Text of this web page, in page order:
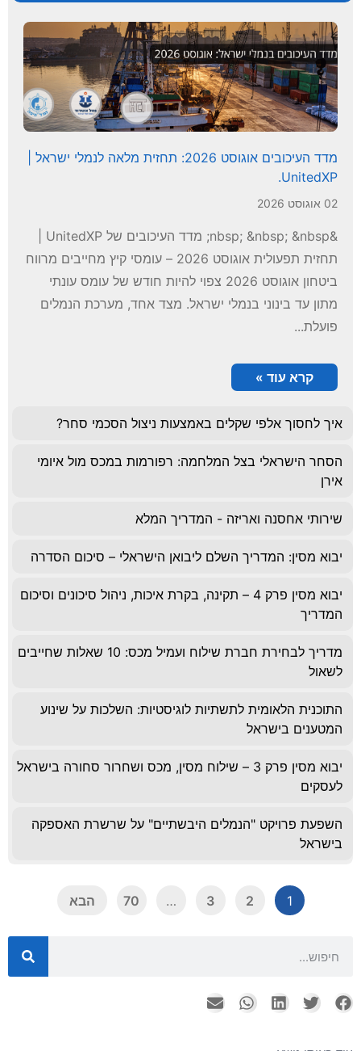
מדד העיכובים אוגוסט 2026: תחזית מלאה לנמלי ישראל |
UnitedXP.
02 אוגוסט 2026
תחזית תפעולית אוגוסט 2026 – עומסי קיץ מחייבים מרווח
ביטחון אוגוסט 2026 צפוי להיות חודש של עומס עונתי
מתון עד בינוני בנמלי ישראל. מצד אחד, מערכת הנמלים
פועלת...
קרא עוד »
איך לחסוך אלפי שקלים באמצעות ניצול הסכמי סחר?
הסחר הישראלי בצל המלחמה: רפורמות במכס מול איומי
אירן
שירותי אחסנה ואריזה - המדריך המלא
יבוא מסין: המדריך השלם ליבואן הישראלי – סיכום הסדרה
יבוא מסין פרק 4 – תקינה, בקרת איכות, ניהול סיכונים וסיכום
המדריך
מדריך לבחירת חברת שילוח ועמיל מכס: 10 שאלות שחייבים
לשאול
התוכנית הלאומית לתשתיות לוגיסטיות: השלכות על שינוע
המטענים בישראל
יבוא מסין פרק 3 – שילוח מסין, מכס ושחרור סחורה בישראל
לעסקים
השפעת פרויקט "הנמלים היבשתיים" על שרשרת האספקה
בישראל
1
2
3
…
70 הבא